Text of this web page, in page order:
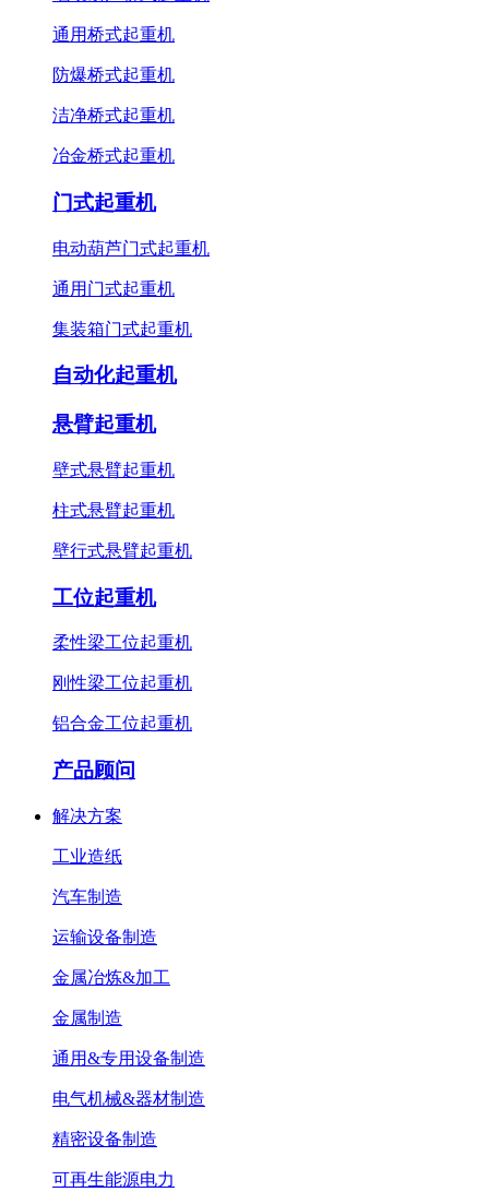
通用桥式起重机
防爆桥式起重机
洁净桥式起重机
冶金桥式起重机
门式起重机
电动葫芦门式起重机
通用门式起重机
集装箱门式起重机
自动化起重机
悬臂起重机
壁式悬臂起重机
柱式悬臂起重机
壁行式悬臂起重机
工位起重机
柔性梁工位起重机
刚性梁工位起重机
铝合金工位起重机
产品顾问
解决方案
工业造纸
汽车制造
运输设备制造
金属冶炼&加工
金属制造
通用&专用设备制造
电气机械&器材制造
精密设备制造
可再生能源电力